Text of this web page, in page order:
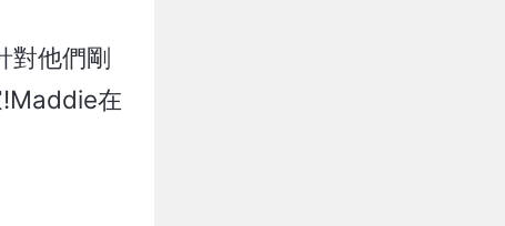
對他們剛
!Maddie在